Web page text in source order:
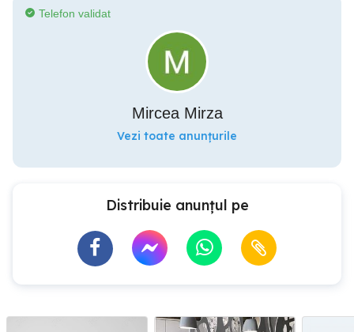
Telefon validat
Mircea Mirza
Vezi toate anunțurile
Distribuie anunțul pe